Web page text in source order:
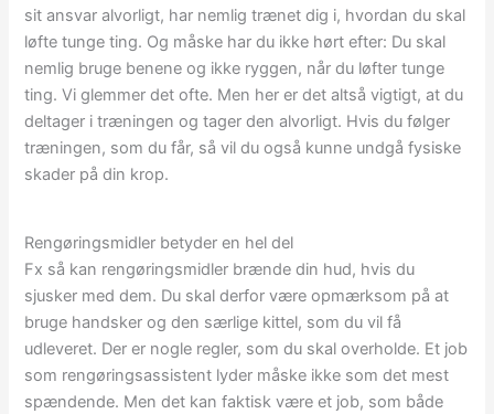
sit ansvar alvorligt, har nemlig trænet dig i, hvordan du skal
løfte tunge ting. Og måske har du ikke hørt efter: Du skal
nemlig bruge benene og ikke ryggen, når du løfter tunge
ting. Vi glemmer det ofte. Men her er det altså vigtigt, at du
deltager i træningen og tager den alvorligt. Hvis du følger
træningen, som du får, så vil du også kunne undgå fysiske
skader på din krop.
Rengøringsmidler betyder en hel del
Fx så kan rengøringsmidler brænde din hud, hvis du
sjusker med dem. Du skal derfor være opmærksom på at
bruge handsker og den særlige kittel, som du vil få
udleveret. Der er nogle regler, som du skal overholde. Et job
som rengøringsassistent lyder måske ikke som det mest
spændende. Men det kan faktisk være et job, som både